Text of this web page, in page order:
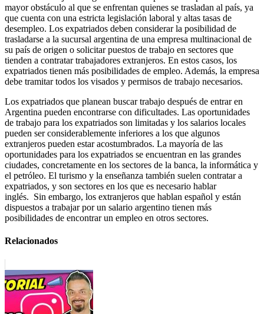
mayor obstáculo al que se enfrentan quienes se trasladan al país, ya
que cuenta con una estricta legislación laboral y altas tasas de
desempleo. Los expatriados deben considerar la posibilidad de
trasladarse a la sucursal argentina de una empresa multinacional de
su país de origen o solicitar puestos de trabajo en sectores que
tienden a contratar trabajadores extranjeros. En estos casos, los
expatriados tienen más posibilidades de empleo. Además, la empresa
debe tramitar todos los visados y permisos de trabajo necesarios.
Los expatriados que planean buscar trabajo después de entrar en
Argentina pueden encontrarse con dificultades. Las oportunidades
de trabajo para los expatriados son limitadas y los salarios locales
pueden ser considerablemente inferiores a los que algunos
extranjeros pueden estar acostumbrados. La mayoría de las
oportunidades para los expatriados se encuentran en las grandes
ciudades, concretamente en los sectores de la banca, la informática y
el petróleo. El turismo y la enseñanza también suelen contratar a
expatriados, y son sectores en los que es necesario hablar
inglés. Sin embargo, los extranjeros que hablan español y están
dispuestos a trabajar por un salario argentino tienen más
posibilidades de encontrar un empleo en otros sectores.
Relacionados